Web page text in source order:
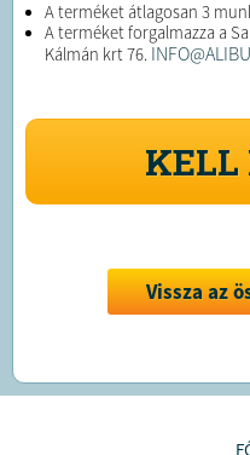
A terméket átlagosan 3
A terméket forgalmazza a
Kálmán krt 76.
KELL
Vissza az